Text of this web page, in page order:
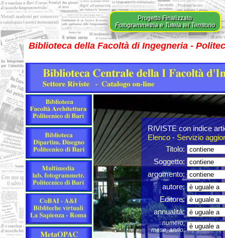
Progetto Finalizzato
Fotogrammetria e Tutela tel Territorio
Biblioteca della Facoltà di Ingegneria -